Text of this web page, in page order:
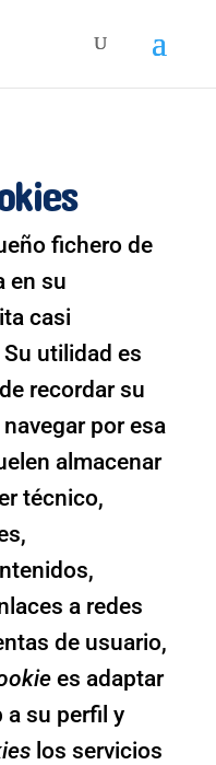
fichero de
en su
casi
utilidad es
recordar su
por esa
almacenar
técnico,
a redes
de usuario,
es adaptar
a su perfil y
los servicios